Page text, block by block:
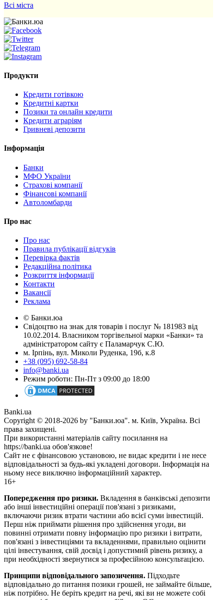
Всі міста
Продукти
Кредити готівкою
Кредитні картки
Позики та онлайн кредити
Кредити аграріям
Гривневі депозити
Інформація
Банки
МФО України
Страхові компанії
Фінансові компанії
Автоломбарди
Про нас
Про нас
Правила публікації відгуків
Перевірка фактів
Редакційна політика
Розкриття інформації
Контакти
Вакансії
Реклама
© Банки.юа
Свідоцтво на знак для товарів і послуг № 181983 від
10.02.2014. Власником торгівельної марки «Банки» та
адміністратором сайту є Паламарчук С.Ю.
м. Ірпінь, вул. Миколи Руденка, 19б, к.8
+38 (095) 692-58-84
info@banki.ua
Режим роботи: Пн-Пт з 09:00 до 18:00
Banki.ua
Copyright © 2018-2026 by "Банки.юа". м. Київ, Україна. Всі
права захищені.
При використанні матеріалів сайту посилання на
https://banki.ua обов'язкове!
Сайт не є фінансовою установою, не видає кредити і не несе
відповідальності за будь-які укладені договори. Інформація на
ньому несе виключно інформаційний характер.
16+
Попередження про ризики. Вкладення в банківські депозити
або інші інвестиційні операції пов'язані з ризиками,
включаючи ризик втрати частини або всієї суми інвестицій.
Перш ніж приймати рішення про здійснення угоди, ви
повинні отримати повну інформацію про ризики і витрати,
пов'язані з інвестиціями та вкладеннями, правильно оцінити
цілі інвестування, свій досвід і допустимий рівень ризику, а
при необхідності звернутися за професійною консультацією.
Принципи відповідального запозичення. Підходьте
відповідально до питання позики грошей, не займайте більше,
ніж потрібно. Не беріть кредит на речі, які ви не можете собі